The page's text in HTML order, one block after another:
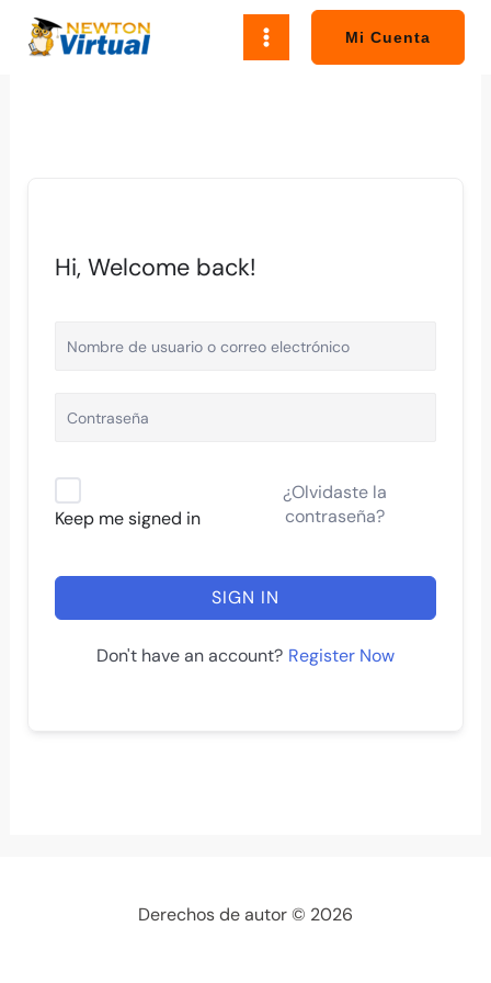
Mi Cuenta
Hi, Welcome back!
Keep me signed in
¿Olvidaste la
contraseña?
SIGN IN
Don't have an account? Register Now
Derechos de autor © 2026